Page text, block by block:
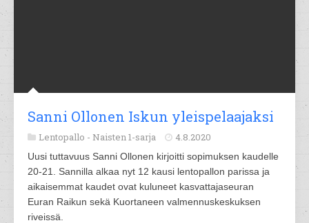
Sanni Ollonen Iskun yleispelaajaksi
Lentopallo - Naisten 1-sarja 4.8.2020
Uusi tuttavuus Sanni Ollonen kirjoitti sopimuksen kaudelle
20-21. Sannilla alkaa nyt 12 kausi lentopallon parissa ja
aikaisemmat kaudet ovat kuluneet kasvattajaseuran
Euran Raikun sekä Kuortaneen valmennuskeskuksen
riveissä.